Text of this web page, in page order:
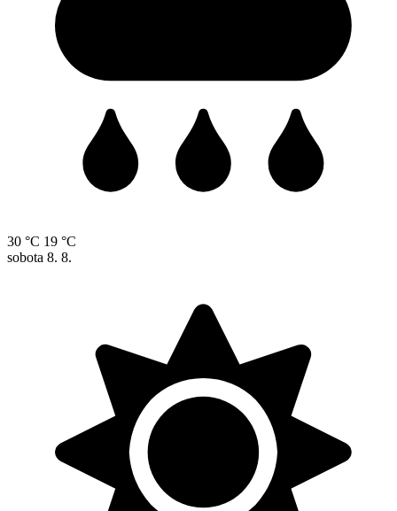
30 °C 19 °C
sobota 8. 8.